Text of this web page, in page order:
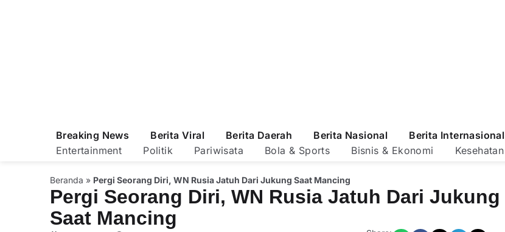
Breaking News Berita Viral Berita Daerah Berita Nasional Berita Internasional
Entertainment
Politik Pariwisata Bola & Sports Bisnis & Ekonomi Kesehatan
Beranda » Pergi Seorang Diri, WN Rusia Jatuh Dari Jukung Saat Mancing
Pergi Seorang Diri, WN Rusia Jatuh Dari Jukung
Saat Mancing